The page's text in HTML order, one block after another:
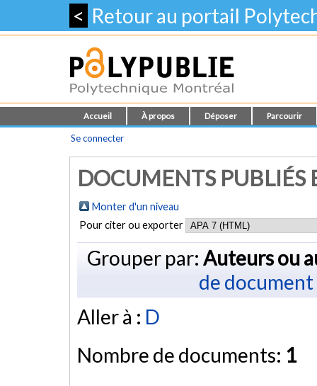
< Retour au portail
Accueil À propos Déposer Parcourir
Se connecter
DOCUMENTS PUBLIÉS
Monter d'un niveau
Pour citer ou exporter
Grouper par: Auteurs ou
de document
Aller à : D
Nombre de documents: 1